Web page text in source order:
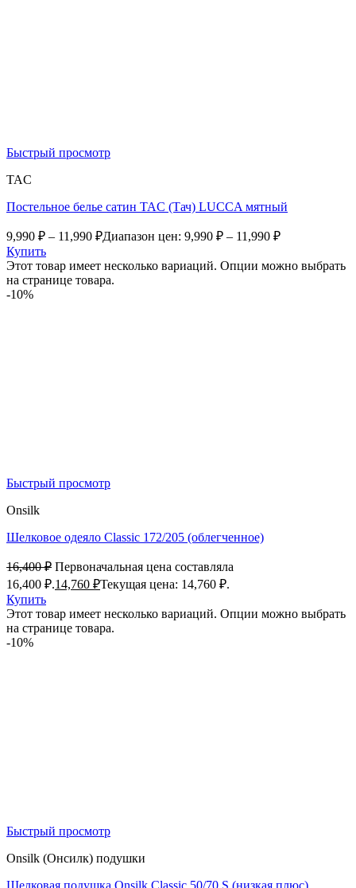
Быстрый просмотр
TAC
Постельное белье сатин TAC (Тач) LUCCA мятный
9,990 ₽ – 11,990 ₽Диапазон цен: 9,990 ₽ – 11,990 ₽
Купить
Этот товар имеет несколько вариаций. Опции можно выбрать
на странице товара.
-10%
Быстрый просмотр
Onsilk
Шелковое одеяло Classic 172/205 (облегченное)
16,400₽ Первоначальная цена составляла
16,400 ₽.14,760 ₽Текущая цена: 14,760 ₽.
Купить
Этот товар имеет несколько вариаций. Опции можно выбрать
на странице товара.
-10%
Быстрый просмотр
Onsilk (Онсилк) подушки